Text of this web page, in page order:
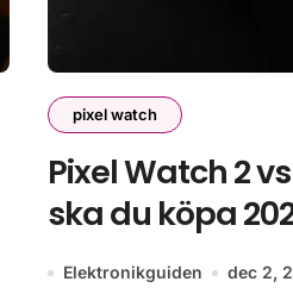
pixel watch
Pixel Watch 2
ska du köpa
Elektronikguiden dec 2,